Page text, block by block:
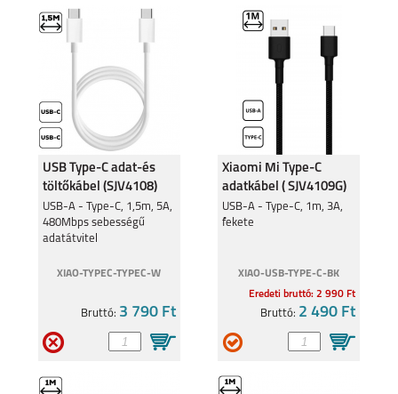
XIAOMI REDMI NOTE
15 PRO 5G
XIAOMI REDMI NOTE
15 PRO PLUS 5G
XIAOMI REDMI NOTE
15 5G
XIAOMI REDMI 15C
USB Type-C adat-és
töltőkábel (SJV4108)
USB-A - Type-C, 1,5m, 5A,
480Mbps sebességű
adatátvitel
XIAO-TYPEC-TYPEC-W
Bruttó: 3 790 Ft
Xiaomi Mi Type-C
adatkábel ( SJV4109G)
USB-A - Type-C, 1m, 3A,
fekete
XIAO-USB-TYPE-C-BK
Eredeti bruttó: 2 990 Ft
Bruttó: 2 490 Ft